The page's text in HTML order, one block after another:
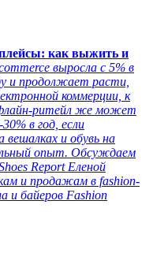
как выжить и
выросла с 5% в
и продолжает расти,
коммерции, к
ритейл же может
в год, если
и обувь на
опыт. Обсуждаем
Report Еленой
и продажам в fashion-
и байеров Fashion